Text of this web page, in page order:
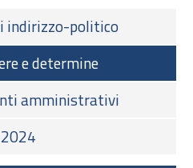
indirizzo-politico
e determine
amministrativi